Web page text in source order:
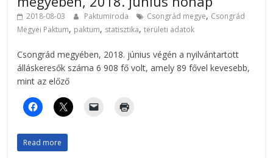
2018-08-03 Paktumiroda Csongrád megye, Csongrád
Megyei Paktum, paktum, statisztika,területi adatok
Csongrád megyében, 2018. június végén a nyilvántartott
álláskeresők száma 6 908 fő volt, amely 89 fővel kevesebb,
mint az előző
Read more